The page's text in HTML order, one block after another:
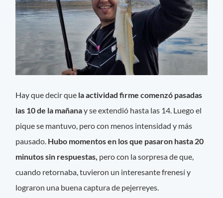
Hay que decir que la actividad firme comenzó pasadas
las 10 de la mañanay se extendió hasta las 14. Luego el
pique se mantuvo, pero con menos intensidad y más
pausado. Hubo momentos en los que pasaron hasta 20
minutos sin respuestas, pero con la sorpresa de que,
cuando retornaba, tuvieron un interesante frenesí y
lograron una buena captura de pejerreyes.